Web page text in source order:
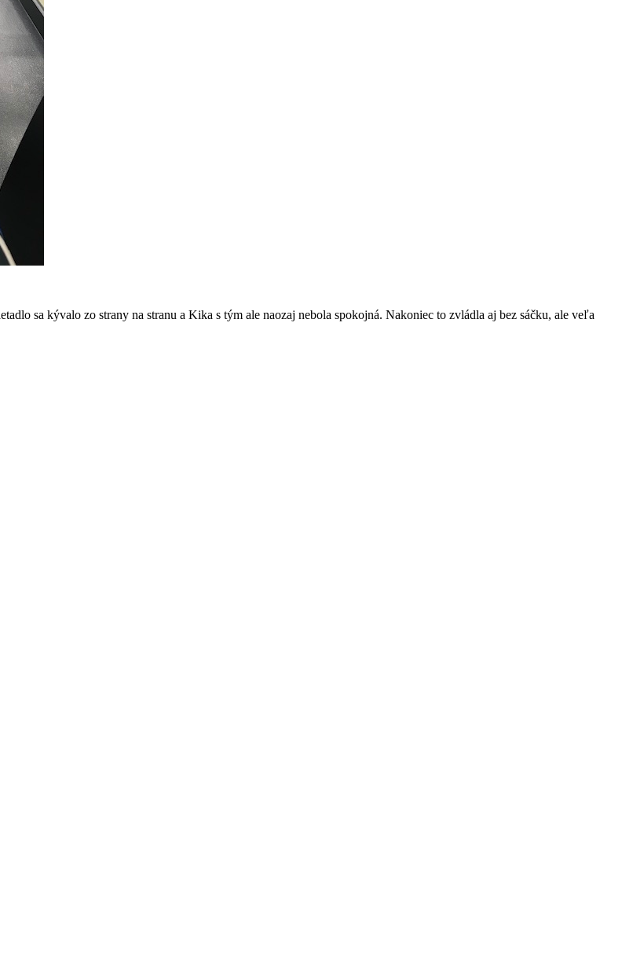
sa kývalo zo strany na stranu a Kika s tým ale naozaj nebola spokojná. Nakoniec to zvládla aj bez sáčku, ale veľa